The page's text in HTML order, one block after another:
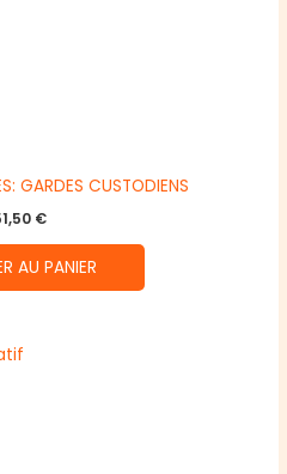
GARDES CUSTODIENS
€
AU PANIER